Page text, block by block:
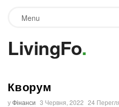
Menu
LivingFo.
Кворум
уФінанси 3 Червня, 2022 24